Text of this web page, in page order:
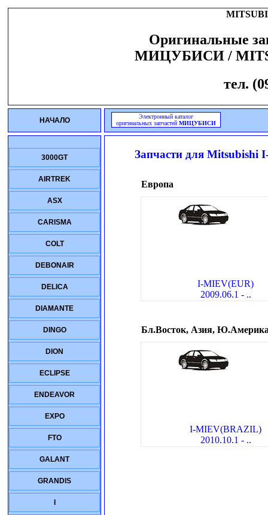
Оригинальные
МИЦУБИСИ /
тел.
НАЧАЛО
Электронный каталог
оригинальных запчастей МИЦУБИСИ
3000GT
AIRTREK
ASX
CARISMA
COLT
DEBONAIR
DELICA
DIAMANTE
DINGO
DION
ECLIPSE
ENDEAVOR
EXPO
FTO
GALANT
GRANDIS
Запчасти для Mitsubishi
Европа
I-MIEV(EUR)
2009.06.1 - ..
Бл.Восток, Азия,
I-MIEV(BRAZIL)
2010.10.1 - ..